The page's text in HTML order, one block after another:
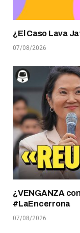
¿El Caso Lava
07/08/2026
¿VENGANZA
#LaEncerrona
07/08/2026